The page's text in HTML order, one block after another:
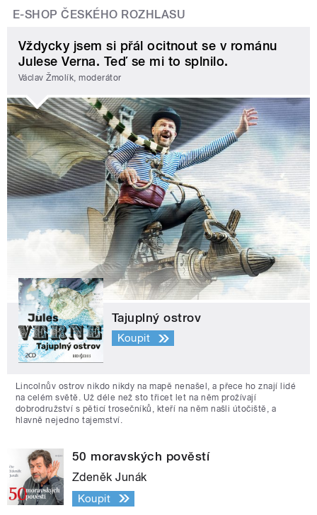
E-SHOP ČESKÉHO ROZHLASU
Vždycky jsem si přál ocitnout se v románu
Julese Verna. Teď se mi to splnilo.
Václav Žmolík, moderátor
Tajuplný ostrov
Koupit
Lincolnův ostrov nikdo nikdy na mapě nenašel, a přece ho znají lidé
na celém světě. Už déle než sto třicet let na něm prožívají
dobrodružství s pěticí trosečníků, kteří na něm našli útočiště, a
hlavně nejedno tajemství.
50 moravských pověstí
Zdeněk Junák
Koupit